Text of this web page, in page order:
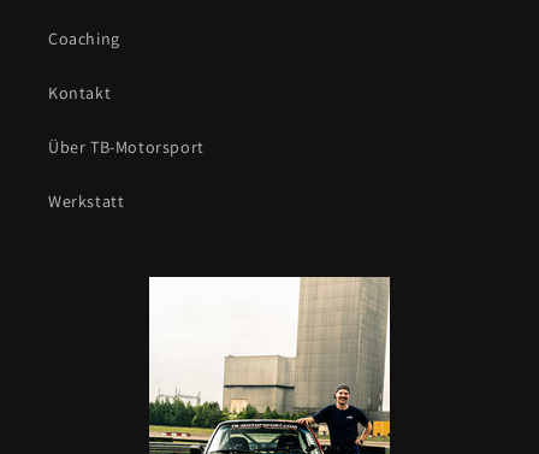
Coaching
Kontakt
Über TB-Motorsport
Werkstatt